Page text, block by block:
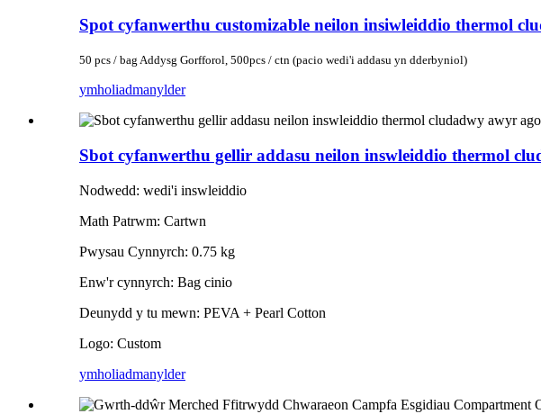
Spot cyfanwerthu customizable neilon insiwleiddio thermol
50 pcs / bag Addysg Gorfforol, 500pcs / ctn (pacio wedi'i addasu yn dderbyniol)
ymholiadmanylder
Sbot cyfanwerthu gellir addasu neilon inswleiddio thermol
Nodwedd: wedi'i inswleiddio
Math Patrwm: Cartwn
Pwysau Cynnyrch: 0.75 kg
Enw'r cynnyrch: Bag cinio
Deunydd y tu mewn: PEVA + Pearl Cotton
Logo: Custom
ymholiadmanylder